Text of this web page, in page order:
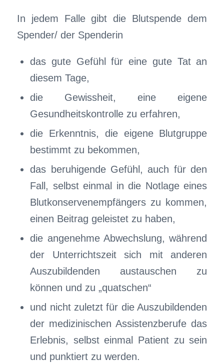
In jedem Falle gibt die Blutspende dem
Spender/ der Spenderin
das gute Gefühl für eine gute Tat an
diesem Tage,
die Gewissheit, eine eigene
Gesundheitskontrolle zu erfahren,
die Erkenntnis, die eigene Blutgruppe
bestimmt zu bekommen,
das beruhigende Gefühl, auch für den
Fall, selbst einmal in die Notlage eines
Blutkonservenempfängers zu kommen,
einen Beitrag geleistet zu haben,
die angenehme Abwechslung, während
der Unterrichtszeit sich mit anderen
Auszubildenden austauschen zu
können und zu „quatschen“
und nicht zuletzt für die Auszubildenden
der medizinischen Assistenzberufe das
Erlebnis, selbst einmal Patient zu sein
und punktiert zu werden.